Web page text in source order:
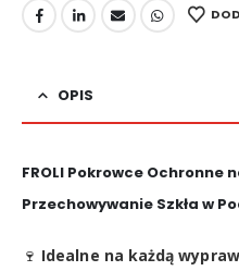
OPIS
FROLI Pokrowce Ochronne
Przechowywanie Szkła w
🍷 Idealne na każdą